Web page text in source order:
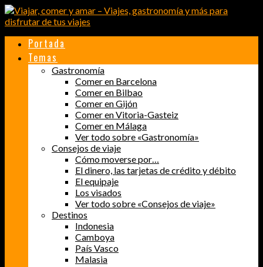
Portada
Temas
Gastronomía
Comer en Barcelona
Comer en Bilbao
Comer en Gijón
Comer en Vitoria-Gasteiz
Comer en Málaga
Ver todo sobre «Gastronomía»
Consejos de viaje
Cómo moverse por…
El dinero, las tarjetas de crédito y débito
El equipaje
Los visados
Ver todo sobre «Consejos de viaje»
Destinos
Indonesia
Camboya
País Vasco
Malasia